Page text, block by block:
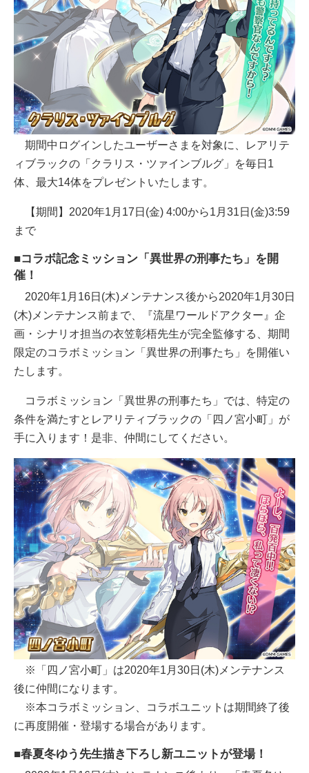
期間中ログインしたユーザーさまを対象に、レアリテ
ィブラックの「クラリス・ツァインブルグ」を毎日1
体、最大14体をプレゼントいたします。
【期間】2020年1月17日(金) 4:00から1月31日(金)3:59
まで
■コラボ記念ミッション「異世界の刑事たち」を開
催！
2020年1月16日(木)メンテナンス後から2020年1月30日
(木)メンテナンス前まで、『流星ワールドアクター』企
画・シナリオ担当の衣笠彰梧先生が完全監修する、期間
限定のコラボミッション「異世界の刑事たち」を開催い
たします。
コラボミッション「異世界の刑事たち」では、特定の
条件を満たすとレアリティブラックの「四ノ宮小町」が
手に入ります！是非、仲間にしてください。
※「四ノ宮小町」は2020年1月30日(木)メンテナンス
後に仲間になります。
※本コラボミッション、コラボユニットは期間終了後
に再度開催・登場する場合があります。
■春夏冬ゆう先生描き下ろし新ユニットが登場！